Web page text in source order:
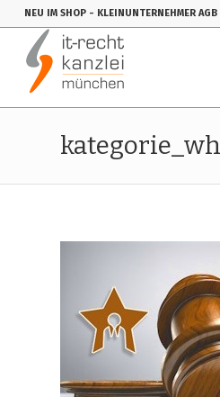
NEU IM SHOP - KLEINUNTERNEHMER AGB